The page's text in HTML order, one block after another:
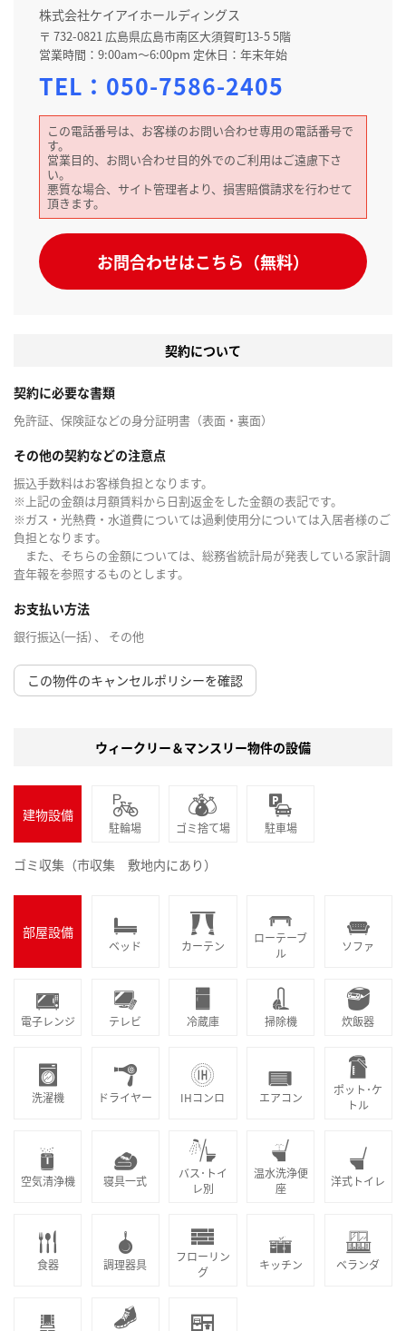
株式会社ケイアイホールディングス
〒 732-0821 広島県広島市南区大須賀町13-5 5階
営業時間：9:00am～6:00pm 定休日：年末年始
TEL： 050-7586-2405
この電話番号は、お客様のお問い合わせ専用の電話番号で
す。
営業目的、お問い合わせ目的外でのご利用はご遠慮下さ
い。
悪質な場合、サイト管理者より、損害賠償請求を行わせて
頂きます。
お問合わせはこちら（無料）
契約について
契約に必要な書類
免許証、保険証などの身分証明書（表面・裏面）
その他の契約などの注意点
振込手数料はお客様負担となります。
※上記の金額は月額賃料から日割返金をした金額の表記です。
※ガス・光熱費・水道費については過剰使用分については入居者様のご
負担となります。
また、そちらの金額については、総務省統計局が発表している家計調
査年報を参照するものとします。
お支払い方法
銀行振込(一括) 、 その他
この物件のキャンセルポリシーを確認
ウィークリー＆マンスリー物件の設備
建物設備
駐輪場 ゴミ捨て場 駐車場
ゴミ収集（市収集 敷地内にあり）
部屋設備
ベッド カーテン
ローテーブ
ル
ソファ
電子レンジ テレビ 冷蔵庫 掃除機 炊飯器
洗濯機 ドライヤー IHコンロ エアコン
ポット･ケ
トル
空気清浄機 寝具一式
バス･トイ
レ別
温水洗浄便
座
洋式トイレ
食器 調理器具
フローリン
グ
キッチン ベランダ